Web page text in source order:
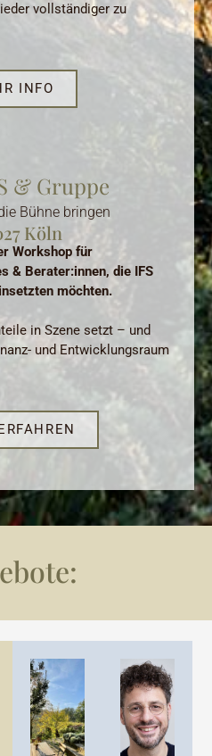
vollständiger zu
INFO
& Gruppe
Bühne bringen
Köln
Workshop für
& Berater:innen, die IFS
möchten.
in Szene setzt – und
und Entwicklungsraum